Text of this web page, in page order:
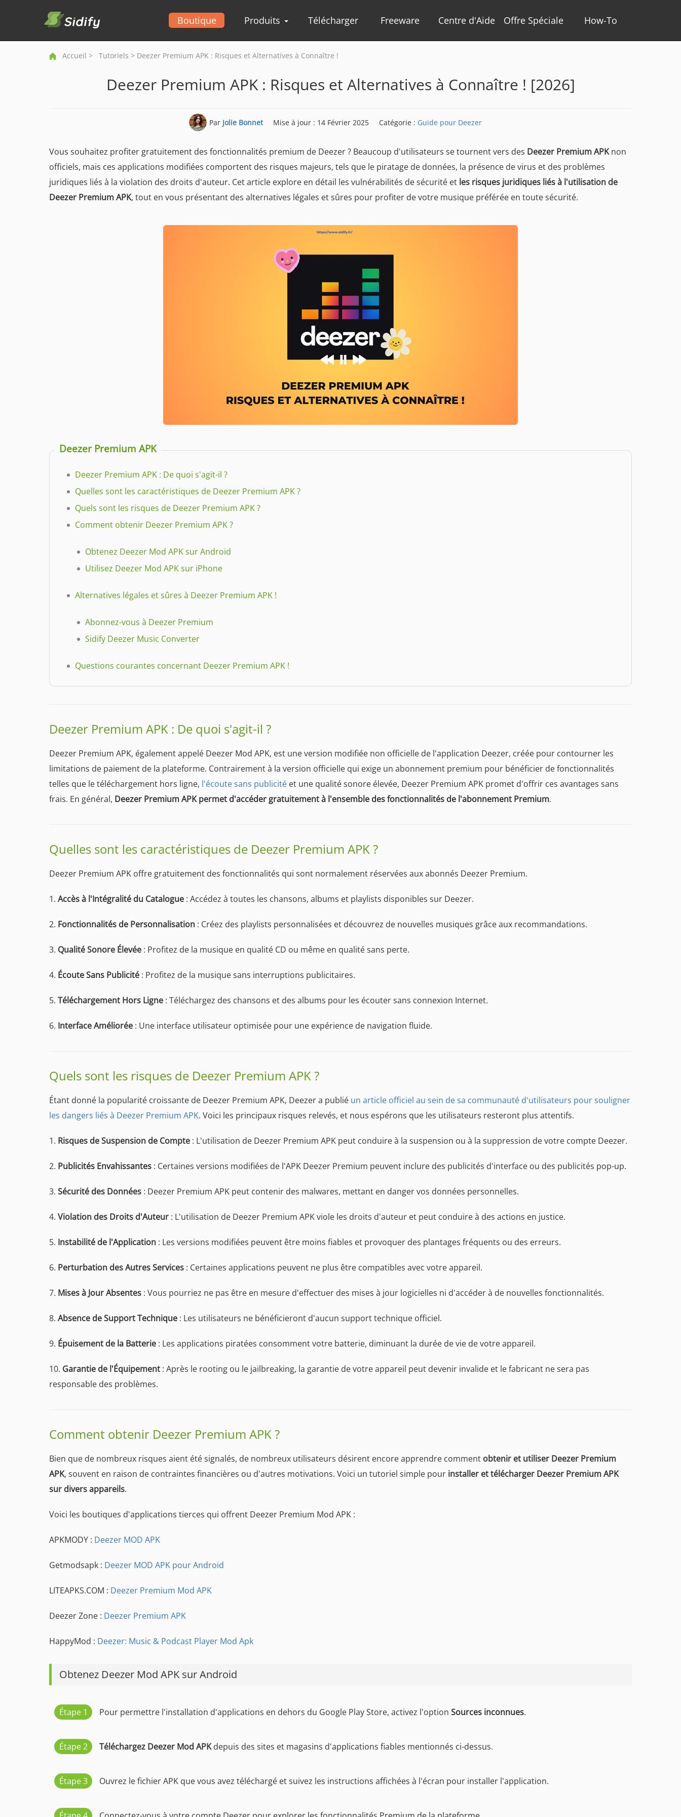
Boutique Produits Télécharger Freeware Centre d'Aide Offre Spéciale How-To
Accueil > Tutoriels > Deezer Premium APK : Risques et Alternatives à Connaître !
Deezer Premium APK : Risques et Alternatives à Connaître ! [2026]
Par Jolie Bonnet Mise à jour : 14 Février 2025 Catégorie : Guide pour Deezer
Vous souhaitez profiter gratuitement des fonctionnalités premium de Deezer ? Beaucoup d'utilisateurs se tournent vers des Deezer Premium APKnon
officiels, mais ces applications modifiées comportent des risques majeurs, tels que le piratage de données, la présence de virus et des problèmes
juridiques liés à la violation des droits d'auteur. Cet article explore en détail les vulnérabilités de sécurité et les risques juridiques liés à l'utilisation de
Deezer Premium APK, tout en vous présentant des alternatives légales et sûres pour profiter de votre musique préférée en toute sécurité.
Deezer Premium APK
Deezer Premium APK : De quoi s'agit-il ?
Quelles sont les caractéristiques de Deezer Premium APK ?
Quels sont les risques de Deezer Premium APK ?
Comment obtenir Deezer Premium APK ?
Obtenez Deezer Mod APK sur Android
Utilisez Deezer Mod APK sur iPhone
Alternatives légales et sûres à Deezer Premium APK !
Abonnez-vous à Deezer Premium
Sidify Deezer Music Converter
Questions courantes concernant Deezer Premium APK !
Deezer Premium APK : De quoi s'agit-il ?
Deezer Premium APK, également appelé Deezer Mod APK, est une version modifiée non officielle de l'application Deezer, créée pour contourner les
limitations de paiement de la plateforme. Contrairement à la version officielle qui exige un abonnement premium pour bénéficier de fonctionnalités
telles que le téléchargement hors ligne, l'écoute sans publicité et une qualité sonore élevée, Deezer Premium APK promet d'offrir ces avantages sans
frais. En général, Deezer Premium APK permet d'accéder gratuitement à l'ensemble des fonctionnalités de l'abonnement Premium.
Quelles sont les caractéristiques de Deezer Premium APK ?
Deezer Premium APK offre gratuitement des fonctionnalités qui sont normalement réservées aux abonnés Deezer Premium.
1. Accès à l'Intégralité du Catalogue : Accédez à toutes les chansons, albums et playlists disponibles sur Deezer.
2. Fonctionnalités de Personnalisation : Créez des playlists personnalisées et découvrez de nouvelles musiques grâce aux recommandations.
3. Qualité Sonore Élevée : Profitez de la musique en qualité CD ou même en qualité sans perte.
4. Écoute Sans Publicité : Profitez de la musique sans interruptions publicitaires.
5. Téléchargement Hors Ligne : Téléchargez des chansons et des albums pour les écouter sans connexion Internet.
6. Interface Améliorée : Une interface utilisateur optimisée pour une expérience de navigation fluide.
Quels sont les risques de Deezer Premium APK ?
Étant donné la popularité croissante de Deezer Premium APK, Deezer a publié un article officiel au sein de sa communauté d'utilisateurs pour souligner
les dangers liés à Deezer Premium APK. Voici les principaux risques relevés, et nous espérons que les utilisateurs resteront plus attentifs.
1. Risques de Suspension de Compte : L'utilisation de Deezer Premium APK peut conduire à la suspension ou à la suppression de votre compte Deezer.
2. Publicités Envahissantes : Certaines versions modifiées de l'APK Deezer Premium peuvent inclure des publicités d'interface ou des publicités pop-up.
3. Sécurité des Données : Deezer Premium APK peut contenir des malwares, mettant en danger vos données personnelles.
4. Violation des Droits d'Auteur : L'utilisation de Deezer Premium APK viole les droits d'auteur et peut conduire à des actions en justice.
5. Instabilité de l'Application : Les versions modifiées peuvent être moins fiables et provoquer des plantages fréquents ou des erreurs.
6. Perturbation des Autres Services : Certaines applications peuvent ne plus être compatibles avec votre appareil.
7. Mises à Jour Absentes : Vous pourriez ne pas être en mesure d'effectuer des mises à jour logicielles ni d'accéder à de nouvelles fonctionnalités.
8. Absence de Support Technique : Les utilisateurs ne bénéficieront d'aucun support technique officiel.
9. Épuisement de la Batterie : Les applications piratées consomment votre batterie, diminuant la durée de vie de votre appareil.
10. Garantie de l'Équipement : Après le rooting ou le jailbreaking, la garantie de votre appareil peut devenir invalide et le fabricant ne sera pas
responsable des problèmes.
Comment obtenir Deezer Premium APK ?
Bien que de nombreux risques aient été signalés, de nombreux utilisateurs désirent encore apprendre comment obtenir et utiliser Deezer Premium
APK, souvent en raison de contraintes financières ou d'autres motivations. Voici un tutoriel simple pour installer et télécharger Deezer Premium APK
sur divers appareils.
Voici les boutiques d'applications tierces qui offrent Deezer Premium Mod APK :
APKMODY : Deezer MOD APK
Getmodsapk : Deezer MOD APK pour Android
LITEAPKS.COM : Deezer Premium Mod APK
Deezer Zone : Deezer Premium APK
HappyMod : Deezer: Music & Podcast Player Mod Apk
Obtenez Deezer Mod APK sur Android
Étape 1 Pour permettre l'installation d'applications en dehors du Google Play Store, activez l'option Sources inconnues.
Étape 2 Téléchargez Deezer Mod APKdepuis des sites et magasins d'applications fiables mentionnés ci-dessus.
Étape 3 Ouvrez le fichier APK que vous avez téléchargé et suivez les instructions affichées à l'écran pour installer l'application.